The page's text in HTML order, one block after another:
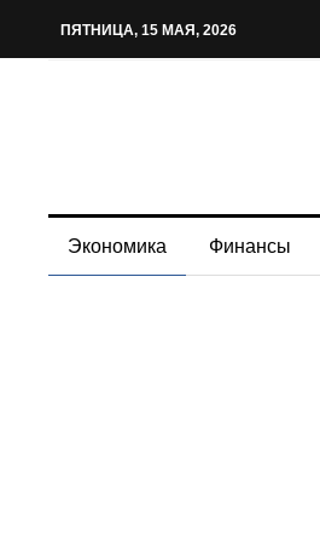
ПЯТНИЦА, 15 МАЯ, 2026
Экономика Финансы